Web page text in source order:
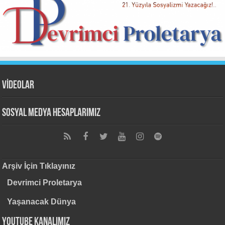
VİDEOLAR
Sosyal Medya Hesaplarımız
Arşiv İçin Tıklayınız
Devrimci Proletarya
Yaşanacak Dünya
Youtube Kanalımız